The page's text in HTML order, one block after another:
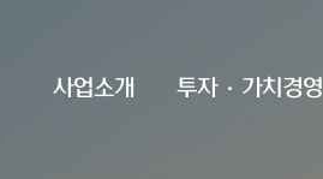
사업소개 투자·가치경영